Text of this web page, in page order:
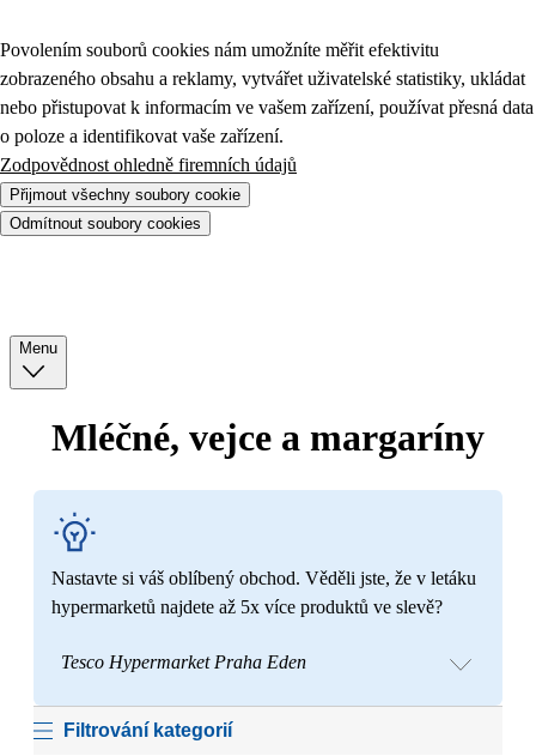
Povolením souborů cookies nám umožníte měřit efektivitu
zobrazeného obsahu a reklamy, vytvářet uživatelské statistiky, ukládat
nebo přistupovat k informacím ve vašem zařízení, používat přesná data
o poloze a identifikovat vaše zařízení.
Zodpovědnost ohledně firemních údajů
Přijmout všechny soubory cookie
Odmítnout soubory cookies
Menu
Mléčné, vejce a margaríny
Nastavte si váš oblíbený obchod. Věděli jste, že v letáku
hypermarketů najdete až 5x více produktů ve slevě?
Tesco Hypermarket Praha Eden
Filtrování kategorií